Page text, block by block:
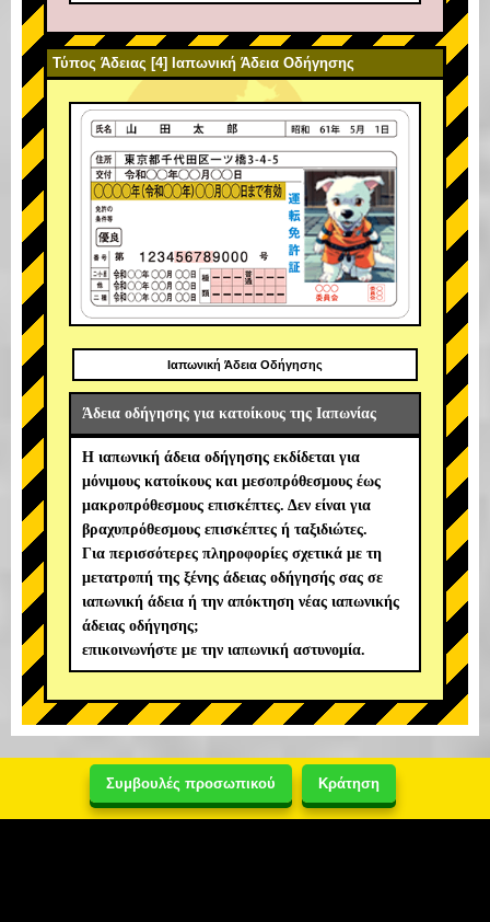
Συμβουλές προσωπικού Κράτηση
Τύπος Άδειας [4] Ιαπωνική Άδεια Οδήγησης
Ιαπωνική Άδεια Οδήγησης
Άδεια οδήγησης για κατοίκους της Ιαπωνίας
Η ιαπωνική άδεια οδήγησης εκδίδεται για
μόνιμους κατοίκους και μεσοπρόθεσμους έως
μακροπρόθεσμους επισκέπτες. Δεν είναι για
βραχυπρόθεσμους επισκέπτες ή ταξιδιώτες.
Για περισσότερες πληροφορίες σχετικά με τη
μετατροπή της ξένης άδειας οδήγησής σας σε
ιαπωνική άδεια ή την απόκτηση νέας ιαπωνικής
άδειας οδήγησης;
επικοινωνήστε με την ιαπωνική αστυνομία.